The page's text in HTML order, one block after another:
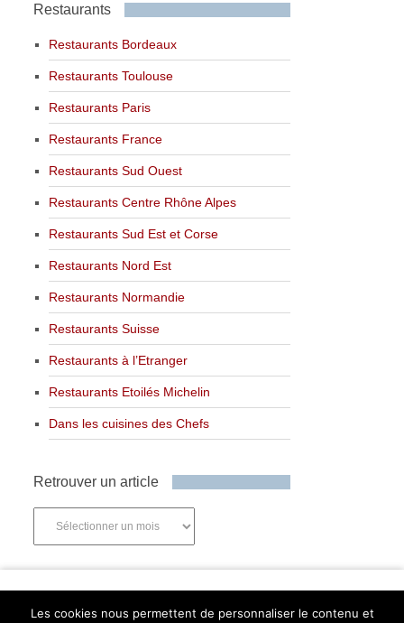
Restaurants
Restaurants Bordeaux
Restaurants Toulouse
Restaurants Paris
Restaurants France
Restaurants Sud Ouest
Restaurants Centre Rhône Alpes
Restaurants Sud Est et Corse
Restaurants Nord Est
Restaurants Normandie
Restaurants Suisse
Restaurants à l’Etranger
Restaurants Etoilés Michelin
Dans les cuisines des Chefs
Retrouver un article
Les cookies nous permettent de personnaliser le contenu et